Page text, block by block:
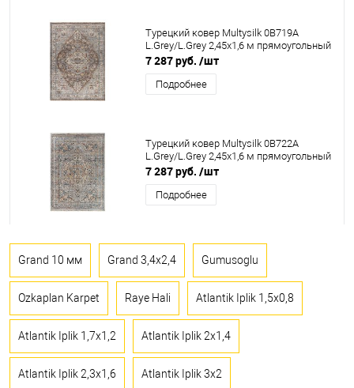
Турецкий ковер Multysilk 0B719A
L.Grey/L.Grey 2,45x1,6 м прямоугольный
7 287 руб. /шт
Подробнее
Турецкий ковер Multysilk 0B722A
L.Grey/L.Grey 2,45x1,6 м прямоугольный
7 287 руб. /шт
Подробнее
Grand 10 мм Grand 3,4x2,4 Gumusoglu
Ozkaplan Karpet Raye Hali Atlantik Iplik 1,5x0,8
Atlantik Iplik 1,7x1,2 Atlantik Iplik 2x1,4
Atlantik Iplik 2,3x1,6 Atlantik Iplik 3x2